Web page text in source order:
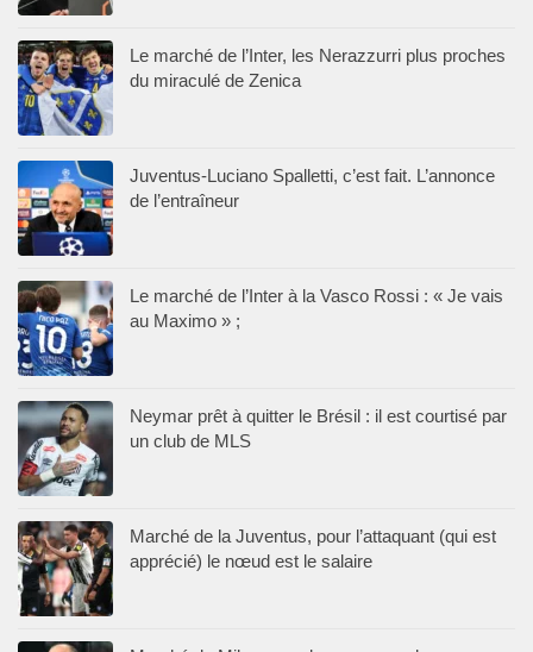
Le marché de l’Inter, les Nerazzurri plus proches
du miraculé de Zenica
Juventus-Luciano Spalletti, c’est fait. L’annonce
de l’entraîneur
Le marché de l’Inter à la Vasco Rossi : « Je vais
au Maximo » ;
Neymar prêt à quitter le Brésil : il est courtisé par
un club de MLS
Marché de la Juventus, pour l’attaquant (qui est
apprécié) le nœud est le salaire